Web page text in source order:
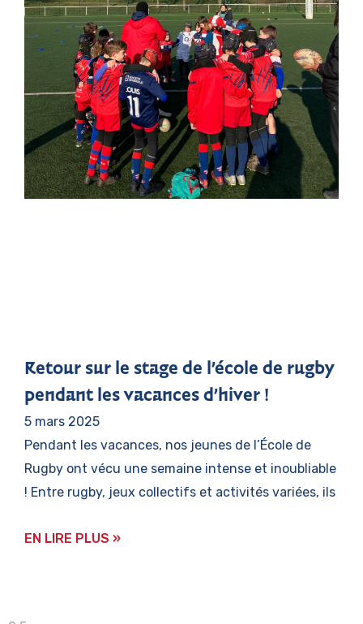
Retour sur le stage de l’école de rugby
pendant les vacances d’hiver !
5 mars 2025
Pendant les vacances, nos jeunes de l’École de
Rugby ont vécu une semaine intense et inoubliable
! Entre rugby, jeux collectifs et activités variées, ils
EN LIRE PLUS »